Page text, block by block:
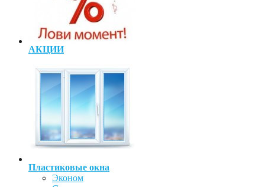
АКЦИИ
Пластиковые окна
Эконом